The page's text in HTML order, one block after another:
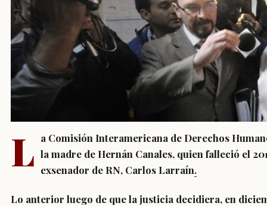
L a Comisión Interamericana de Derechos
la madre de Hernán Canales, quien falleció el
exsenador de RN, Carlos Larraín.
Lo anterior luego de que la justicia decidiera, en